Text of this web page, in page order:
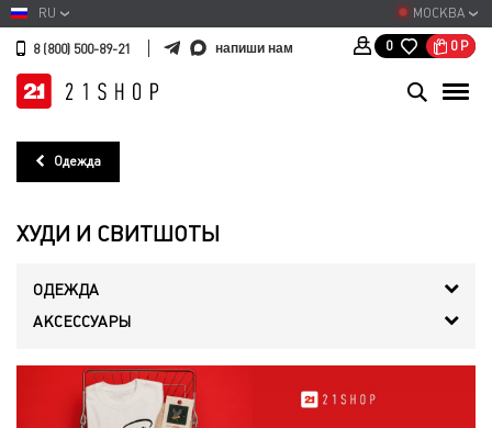
МОСКВА
RU
8 (800) 500-89-21 напиши нам 0 0 Р
Одежда
ХУДИ И СВИТШОТЫ
ОДЕЖДА
АКСЕССУАРЫ